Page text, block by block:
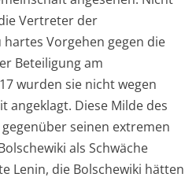
Vertreter der
Vorgehen gegen die
Beteiligung am
wurden sie nicht wegen
angeklagt. Diese Milde des
seinen extremen
als Schwäche
Lenin, die Bolschewiki hätten